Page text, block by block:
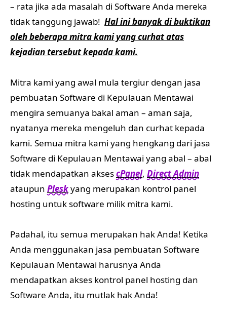
– rata jika ada masalah di Software Anda mereka
tidak tanggung jawab! Hal ini banyak di buktikan
oleh beberapa mitra kami yang curhat atas
kejadian tersebut kepada kami.
Mitra kami yang awal mula tergiur dengan jasa
pembuatan Software di Kepulauan Mentawai
mengira semuanya bakal aman – aman saja,
nyatanya mereka mengeluh dan curhat kepada
kami. Semua mitra kami yang hengkang dari jasa
Software di Kepulauan Mentawai yang abal – abal
tidak mendapatkan aksescPanel, Direct Admin
ataupun Pleskyang merupakan kontrol panel
hosting untuk software milik mitra kami.
Padahal, itu semua merupakan hak Anda! Ketika
Anda menggunakan jasa pembuatan Software
Kepulauan Mentawai harusnya Anda
mendapatkan akses kontrol panel hosting dan
Software Anda, itu mutlak hak Anda!